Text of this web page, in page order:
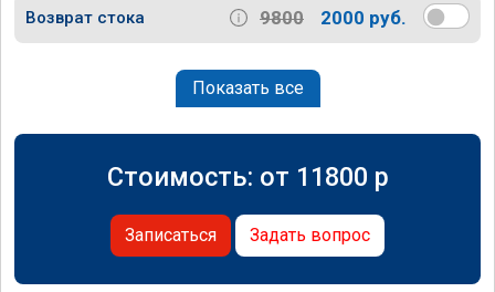
Возврат стока 9800 2000 руб.
Показать все
Стоимость: от 11800 p
Записаться Задать вопрос